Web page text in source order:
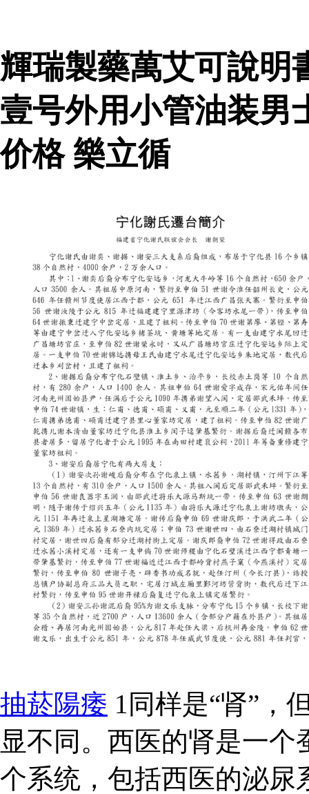
輝瑞製藥萬艾可說明
壹号外用小管油装男
价格 樂立循
抽菸陽痿 1同样是“肾”，
显不同。西医的肾是一
个系统，包括西医的泌尿